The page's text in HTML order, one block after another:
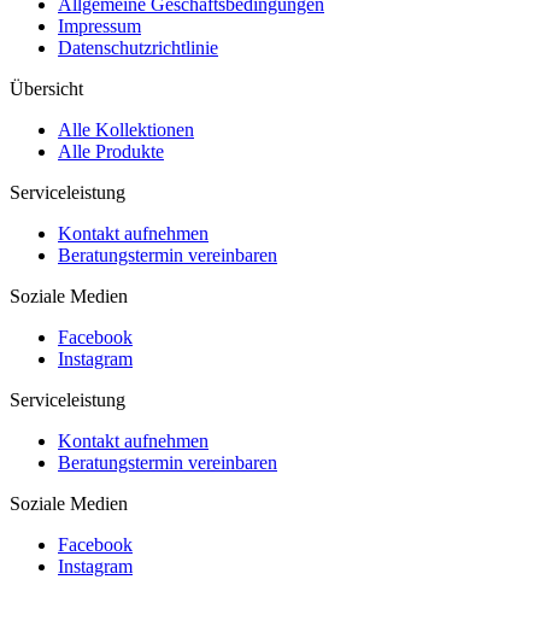
Impressum
Datenschutzrichtlinie
Übersicht
Alle Kollektionen
Alle Produkte
Serviceleistung
Kontakt aufnehmen
Beratungstermin vereinbaren
Soziale Medien
Facebook
Instagram
Serviceleistung
Kontakt aufnehmen
Beratungstermin vereinbaren
Soziale Medien
Facebook
Instagram